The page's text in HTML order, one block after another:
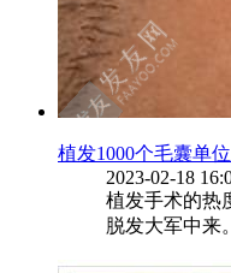
植发1000个毛囊单
2023-02-18
植发手术的热
脱发大军中来